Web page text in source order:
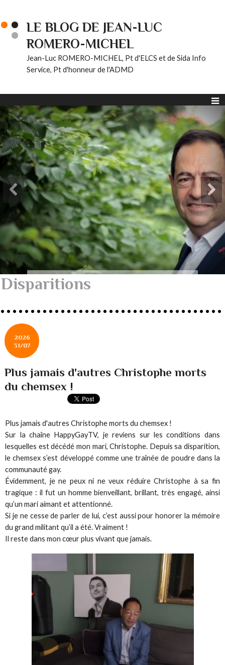
LE BLOG DE JEAN-LUC
ROMERO-MICHEL
Jean-Luc ROMERO-MICHEL, Pt d'ELCS et de Sida Info
Service, Pt d'honneur de l'ADMD
Disparitions
2026
31/07
Plus jamais d'autres Christophe morts
du chemsex !
Plus jamais d'autres Christophe morts du chemsex !
Sur la chaîne HappyGayTV, je reviens sur les conditions dans
lesquelles est décédé mon mari, Christophe. Depuis sa disparition,
le chemsex s’est développé comme une traînée de poudre dans la
communauté gay.
Évidemment, je ne peux ni ne veux réduire Christophe à sa fin
tragique : il fut un homme bienveillant, brillant, très engagé, ainsi
qu’un mari aimant et attentionné.
Si je ne cesse de parler de lui, c’est aussi pour honorer la mémoire
du grand militant qu’il a été. Vraiment !
Il reste dans mon cœur plus vivant que jamais.